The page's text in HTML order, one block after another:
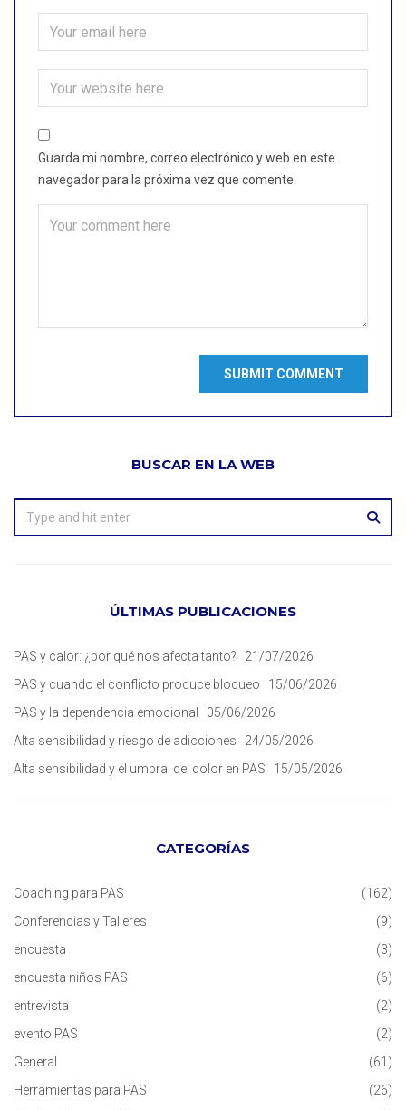
Guarda mi nombre, correo electrónico y web en este
navegador para la próxima vez que comente.
BUSCAR EN LA WEB
ÚLTIMAS PUBLICACIONES
PAS y calor: ¿por qué nos afecta tanto?
21/07/2026
PAS y cuando el conflicto produce bloqueo
15/06/2026
PAS y la dependencia emocional
05/06/2026
Alta sensibilidad y riesgo de adicciones
24/05/2026
Alta sensibilidad y el umbral del dolor en PAS
15/05/2026
CATEGORÍAS
Coaching para PAS
(162)
Conferencias y Talleres
(9)
encuesta
(3)
encuesta niños PAS
(6)
entrevista
(2)
evento PAS
(2)
General
(61)
Herramientas para PAS
(26)